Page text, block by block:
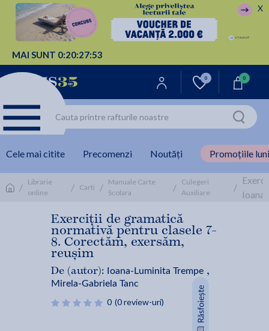
MAI SUNT 0:20:27:53
X
0 0
Cele mai citite Precomenzi Noutăți Promoțiile
/ Librarie
online
/ Carti /
Manuale Carte
Scolara
/
Culegeri
Auxiliare
/
Exerciții de gramatică
normativă pentru clasele 7-
8. Corectăm, exersăm,
reușim
De (autor): Ioana-Luminita Trempe,
Mirela-Gabriela Tanc
0 (0 review-uri)